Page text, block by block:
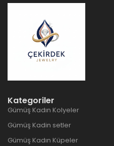
Kategoriler
Gümüş Kadın Kolyeler
Gümüş Kadin setler
Gümüş Kadın Küpeler